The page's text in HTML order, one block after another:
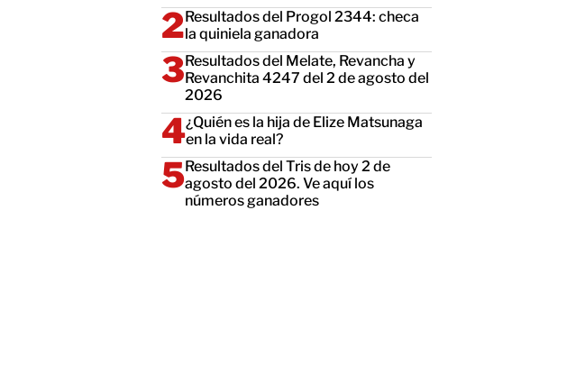
Resultados del Progol 2344: checa
la quiniela ganadora
Resultados del Melate, Revancha y
Revanchita 4247 del 2 de agosto del
2026
¿Quién es la hija de Elize Matsunaga
en la vida real?
Resultados del Tris de hoy 2 de
agosto del 2026. Ve aquí los
números ganadores